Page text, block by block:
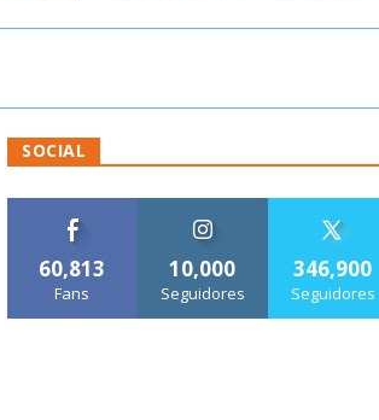
SOCIAL
60,813
Fans
10,000
Seguidores
346,900
Seguidores